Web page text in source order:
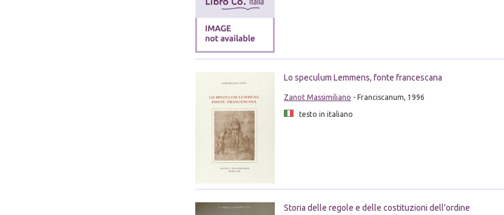
Lo speculum Lemmens, fonte francescana
Zanot Massimiliano - Franciscanum, 1996
testo in italiano
Storia delle regole e delle costituzioni dell'ordine